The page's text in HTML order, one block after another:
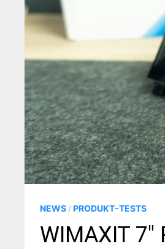
NEWS /PRODUKT-TESTS
WIMAXIT